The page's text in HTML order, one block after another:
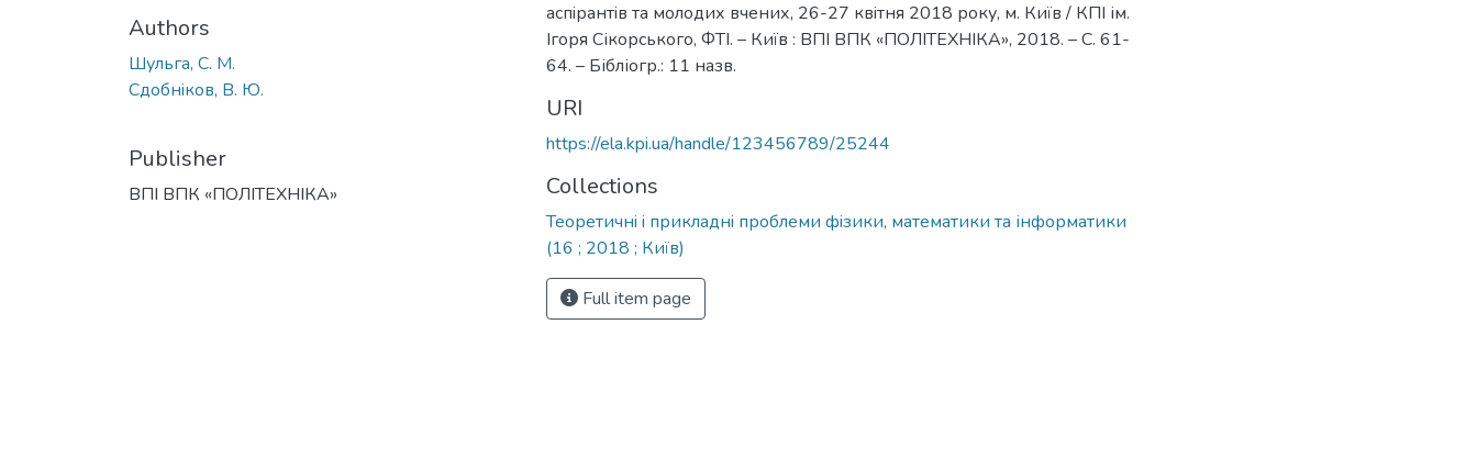
Authors
Шульга, С. М.
Сдобнiков, В. Ю.
Publisher
ВПI ВПК «ПОЛIТЕХНIКА»
аспiрантiв та молодих вчених, 26-27 квiтня 2018 року, м. Київ / КПІ ім.
Ігоря Сікорського, ФТІ. – Київ : ВПI ВПК «ПОЛIТЕХНIКА», 2018. – С. 61-
64. – Бібліогр.: 11 назв.
URI
https://ela.kpi.ua/handle/123456789/25244
Collections
Теоретичнi i прикладнi проблеми фiзики, математики та інформатики
(16 ; 2018 ; Київ)
Full item page